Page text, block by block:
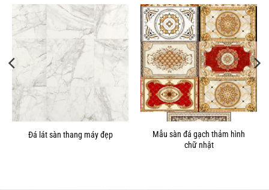
Đá lát sàn thang máy đẹp
Mẫu sàn đá gạch thảm hình
chữ nhật